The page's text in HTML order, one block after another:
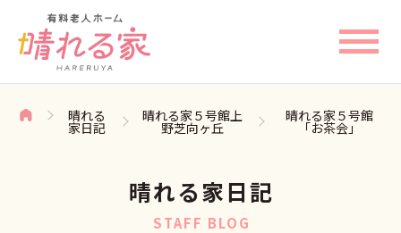
晴れる
家日記
晴れる家５号館上
野芝向ヶ丘
晴れる家５号館
「お茶会」
晴れる家日記
STAFF BLOG